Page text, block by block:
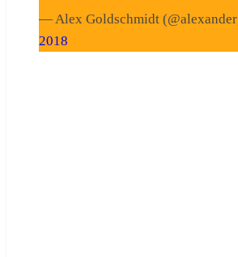
— Alex Goldschmidt
2018